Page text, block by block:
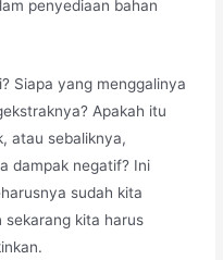
penyediaan bahan
Siapa yang menggalinya
Apakah itu
atau sebaliknya,
dampak negatif? Ini
sudah kita
sekarang kita harus